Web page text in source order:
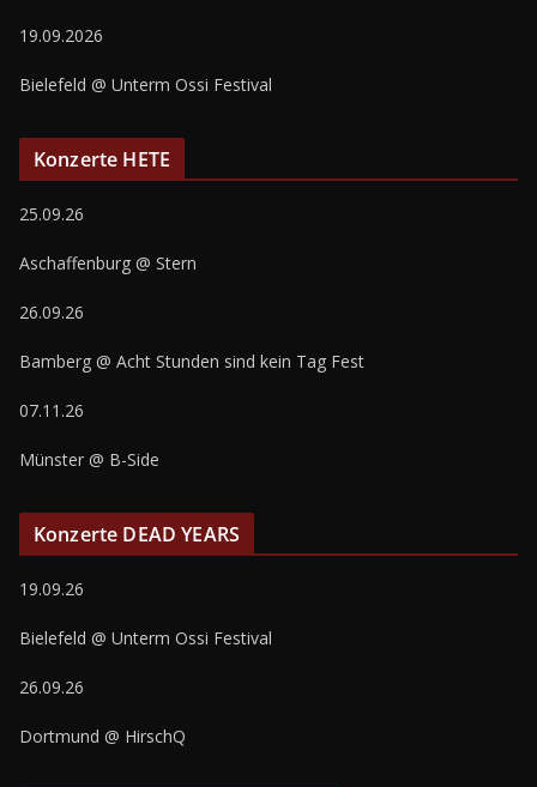
19.09.2026
Bielefeld @ Unterm Ossi Festival
Konzerte HETE
25.09.26
Aschaffenburg @ Stern
26.09.26
Bamberg @ Acht Stunden sind kein Tag Fest
07.11.26
Münster @ B-Side
Konzerte DEAD YEARS
19.09.26
Bielefeld @ Unterm Ossi Festival
26.09.26
Dortmund @ HirschQ